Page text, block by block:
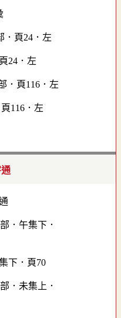
24．左
116．左
下．頁70